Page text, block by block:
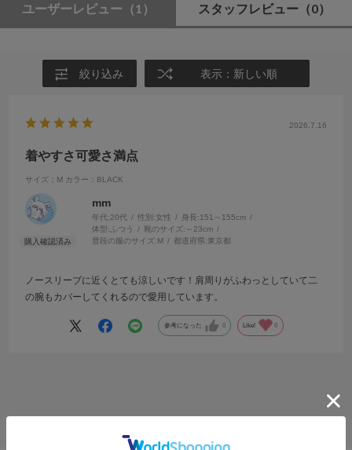
ユーザーレビュー （1） スタッフレビュー （0）
絞り込み 表示：新しい順
2026.7.16
着やすさ可愛さ満点
サイズ：M カラー：BLACK
mm
年代:20代 性別:女性 身長:151～155cm
体型: ふつう 靴のサイズ: ～23cm
普段の服のサイズ:M 都道府県:東京都
ノースリーブに近くとても涼しいです！肩周りがふわっとしていて二
の腕もカバーしてくれるので愛用しています。
参考になった 0 Like! 0